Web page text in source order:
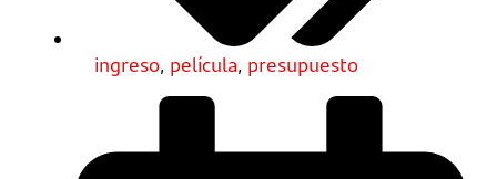
ingreso, película, presupuesto